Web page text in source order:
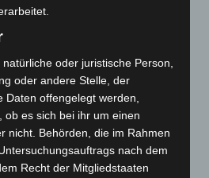
1.269
oder juristische Person,
oder andere Stelle, der
Daten offengelegt werden,
ob es sich bei ihr um einen
nicht. Behörden, die im Rahmen
nach dem
Recht der Mitgliedstaaten